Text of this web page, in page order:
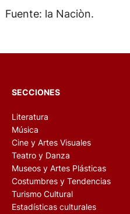
Fuente: la Naciòn.
SECCIONES
Literatura
Música
Cine y Artes Visuales
Teatro y Danza
Museos y Artes Plásticas
Costumbres y Tendencias
Turismo Cultural
Estadísticas culturales